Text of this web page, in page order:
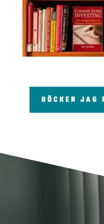
BÖCKER JAG